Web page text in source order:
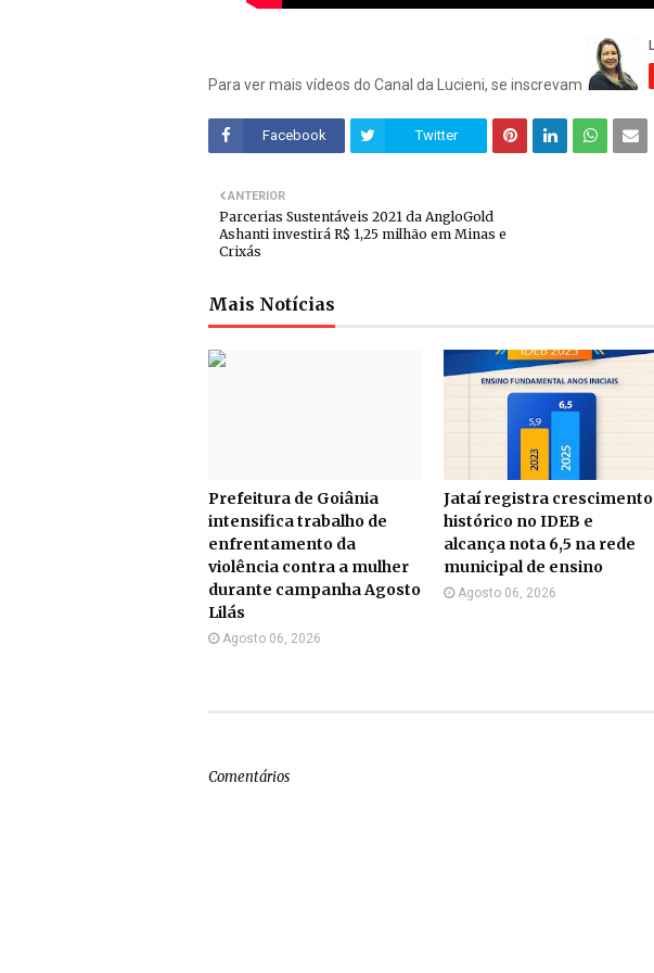
Para ver mais vídeos do Canal da Lucieni, se inscrevam
Facebook Twitter
ANTERIOR
Parcerias Sustentáveis 2021 da AngloGold
Ashanti investirá R$ 1,25 milhão em Minas e
Crixás
Mais Notícias
Prefeitura de Goiânia
intensifica trabalho de
enfrentamento da
violência contra a mulher
durante campanha Agosto
Lilás
Agosto 06, 2026
Jataí registra crescimento
histórico no IDEB e
alcança nota 6,5 na rede
municipal de ensino
Agosto 06, 2026
Comentários